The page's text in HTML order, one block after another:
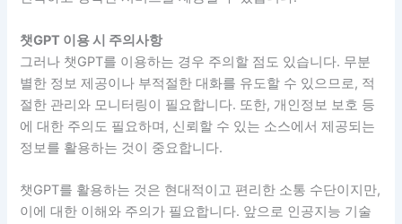
챗GPT 이용 시 주의사항
그러나 챗GPT를 이용하는 경우 주의할 점도 있습니다. 무분
별한 정보 제공이나 부적절한 대화를 유도할 수 있으므로, 적
절한 관리와 모니터링이 필요합니다. 또한, 개인정보 보호 등
에 대한 주의도 필요하며, 신뢰할 수 있는 소스에서 제공되는
정보를 활용하는 것이 중요합니다.
챗GPT를 활용하는 것은 현대적이고 편리한 소통 수단이지만,
이에 대한 이해와 주의가 필요합니다. 앞으로 인공지능 기술